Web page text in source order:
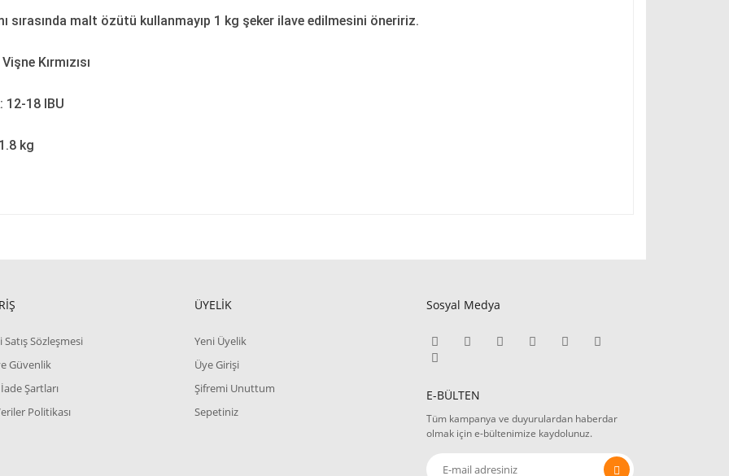
sırasında malt özütü kullanmayıp 1 kg şeker ilave edilmesini öneririz.
Kırmızısı
12-18 IBU
kg
Satış Sözleşmesi
Güvenlik
Şartları
Politikası
ÜYELİK
Yeni Üyelik
Üye Girişi
Şifremi Unuttum
Sepetiniz
Sosyal Medya
E-BÜLTEN
Tüm kampanya ve duyurulardan haberdar
olmak için e-bültenimize kaydolunuz.